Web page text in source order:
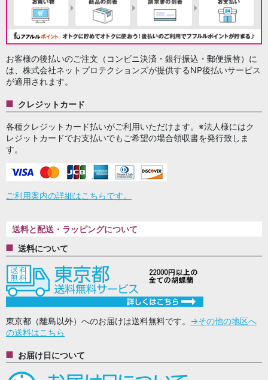
お客様の後払いのご注文（コンビニ決済・銀行振込・郵便振替）に
は、株式会社ネットプロテクションズが提供するNP後払いサービス
が適用されます。
クレジットカード
各種クレジットカード払いがご利用いただけます。※法人様にはク
レジットカードでお支払いでもご希望の場合領収書を発行致しま
す。
ご利用案内の詳細はこちらです。
送料と配送・ラッピングについて
送料について
東京都（離島以外）へのお届けは送料無料です。 →その他の地区へ
の送料はこちら
お届け日について